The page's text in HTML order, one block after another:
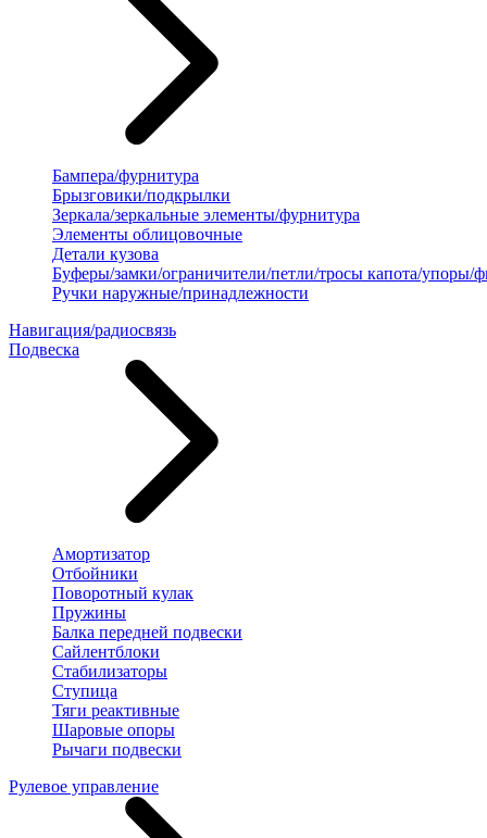
Бампера/фурнитура
Брызговики/подкрылки
Зеркала/зеркальные элементы/фурнитура
Элементы облицовочные
Детали кузова
Буферы/замки/ограничители/петли/тросы капота/упоры/
Ручки наружные/принадлежности
Навигация/радиосвязь
Подвеска
Амортизатор
Отбойники
Поворотный кулак
Пружины
Балка передней подвески
Сайлентблоки
Стабилизаторы
Ступица
Тяги реактивные
Шаровые опоры
Рычаги подвески
Рулевое управление